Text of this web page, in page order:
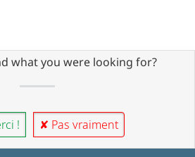
what you were looking for?
! ✘ Pas vraiment